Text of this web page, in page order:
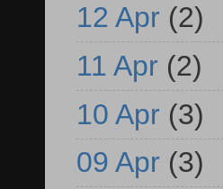
12 Apr (2)
11 Apr (2)
10 Apr (3)
09 Apr (3)